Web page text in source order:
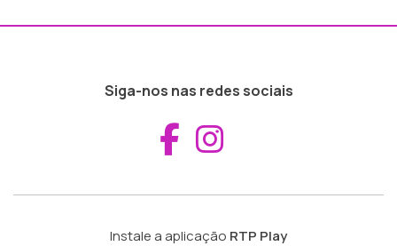
Siga-nos nas redes sociais
Aceder ao
Instale a aplicação RTP Play